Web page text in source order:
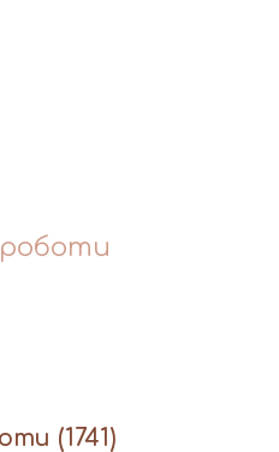
роботи
(1741)